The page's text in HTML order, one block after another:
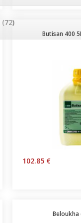
(72)
Butisan 400
102.85 €
Beloukha